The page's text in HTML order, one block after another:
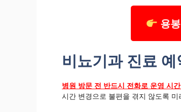
용봉
비뇨기과 진료
병원 방문 전 반드시 전화로 운영 시
시간 변경으로 불편을 겪지 않도록